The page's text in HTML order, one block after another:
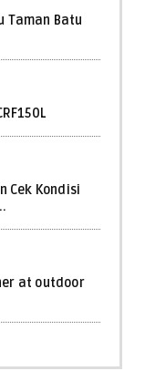
Taman Batu
Cek Kondisi
at outdoor